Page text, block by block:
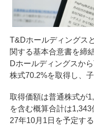
T&Dホールディングス
関する基本合意書を締
Dホールディングスか
株式70.2%を取得し、
取得価額は普通株式が
を含む概算合計は
27年10月1日を予定す